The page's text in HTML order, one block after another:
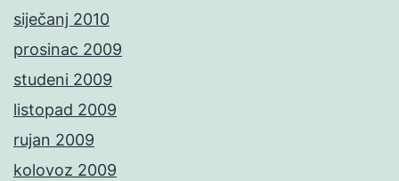
siječanj 2010
prosinac 2009
studeni 2009
listopad 2009
rujan 2009
kolovoz 2009